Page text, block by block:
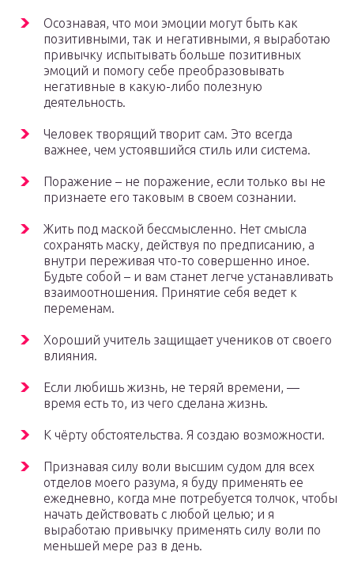
Осознавая, что мои эмоции могут быть как
позитивными, так и негативными, я выработаю
привычку испытывать больше позитивных
эмоций и помогу себе преобразовывать
негативные в какую-либо полезную
деятельность.
Человек творящий творит сам. Это всегда
важнее, чем устоявшийся стиль или система.
Поражение – не поражение, если только вы не
признаете его таковым в своем сознании.
Жить под маской бессмысленно. Нет смысла
сохранять маску, действуя по предписанию, а
внутри переживая что-то совершенно иное.
Будьте собой – и вам станет легче устанавливать
взаимоотношения. Принятие себя ведет к
переменам.
Хороший учитель защищает учеников от своего
влияния.
Если любишь жизнь, не теряй времени, —
время есть то, из чего сделана жизнь.
К чёрту обстоятельства. Я создаю возможности.
Признавая силу воли высшим судом для всех
отделов моего разума, я буду применять ее
ежедневно, когда мне потребуется толчок, чтобы
начать действовать с любой целью; и я
выработаю привычку применять силу воли по
меньшей мере раз в день.